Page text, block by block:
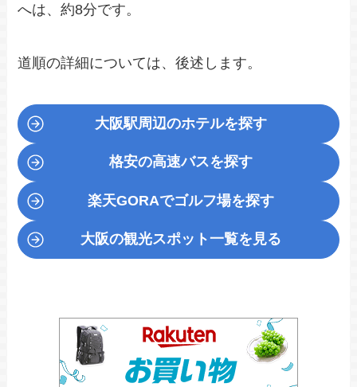
へは、約8分です。
道順の詳細については、後述します。
大阪駅周辺のホテルを探す
格安の高速バスを探す
楽天GORAでゴルフ場を探す
大阪の観光スポット一覧を見る